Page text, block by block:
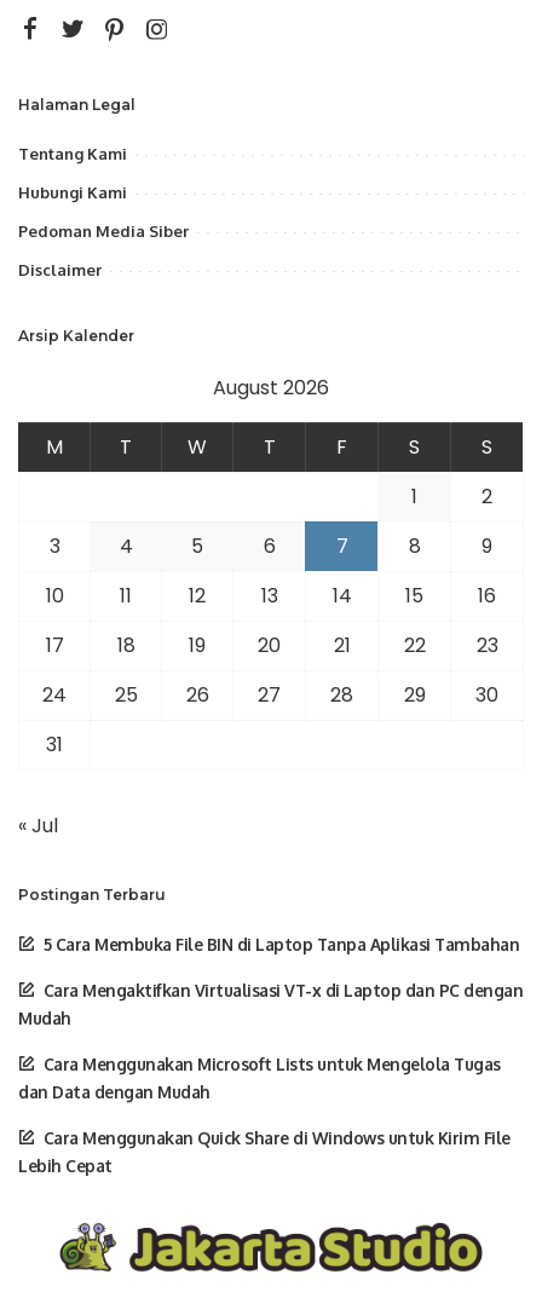
Halaman Legal
Tentang Kami
Hubungi Kami
Pedoman Media Siber
Disclaimer
Arsip Kalender
August 2026
M T W T F S
S
1
2
3
4 5 6 7 8
9
10
11 12 13 14 15
16
17
18 19 20 21 22
23
24
25 26 27 28 29
30
31
« Jul
Postingan Terbaru
5 Cara Membuka File BIN di Laptop Tanpa Aplikasi Tambahan
Cara Mengaktifkan Virtualisasi VT-x di Laptop dan PC dengan
Mudah
Cara Menggunakan Microsoft Lists untuk Mengelola Tugas
dan Data dengan Mudah
Cara Menggunakan Quick Share di Windows untuk Kirim File
Lebih Cepat